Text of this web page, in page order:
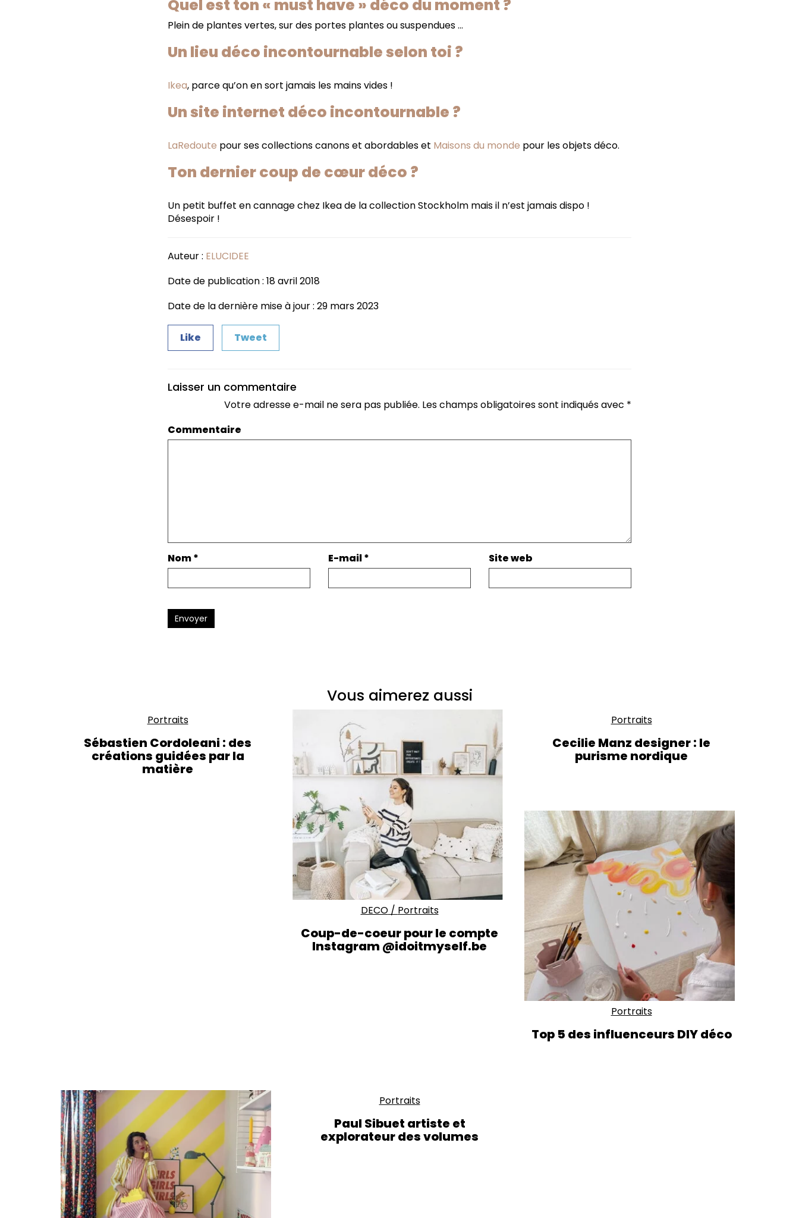
Quel est ton « must have » déco du moment ?
Plein de plantes vertes, sur des portes plantes ou suspendues …
Un lieu déco incontournable selon toi ?
Ikea, parce qu’on en sort jamais les mains vides !
Un site internet déco incontournable ?
LaRedoute pour ses collections canons et abordables et Maisons du monde pour les objets déco.
Ton dernier coup de cœur déco ?
Un petit buffet en cannage chez Ikea de la collection Stockholm mais il n’est jamais dispo !
Désespoir !
Auteur : ELUCIDEE
Date de publication : 18 avril 2018
Date de la dernière mise à jour : 29 mars 2023
Like Tweet
Laisser un commentaire
Votre adresse e-mail ne sera pas publiée. Les champs obligatoires sont indiqués avec *
Commentaire
Nom* E-mail* Site web
Envoyer
Vous aimerez aussi
Portraits
Sébastien Cordoleani : des
créations guidées par la
matière
DECO/ Portraits
Coup-de-coeur pour le compte
Instagram @idoitmyself.be
Portraits
Cecilie Manz designer : le
purisme nordique
Portraits
Top 5 des influenceurs DIY déco
Portraits
Paul Sibuet artiste et
explorateur des volumes